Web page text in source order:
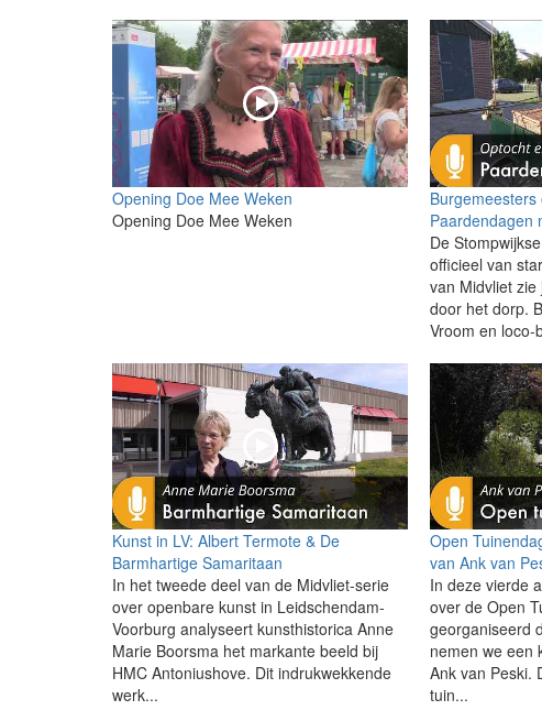
Opening Doe Mee Weken
Opening Doe Mee Weken
Paardendagen
De
officieel van
van Midvliet
door het dorp.
Vroom en loco-
Kunst in LV: Albert Termote & De
Barmhartige Samaritaan
In het tweede deel van de Midvliet-serie
over openbare kunst in Leidschendam-
Voorburg analyseert kunsthistorica Anne
Marie Boorsma het markante beeld bij
HMC Antoniushove. Dit indrukwekkende
werk...
Open
van Ank van
In deze vierde
over de Open
georganiseerd
nemen we een
Ank van Peski.
tuin...